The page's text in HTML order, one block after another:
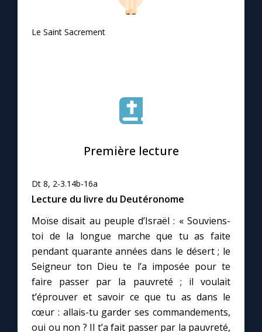
Le site internet
Questions-réponses
Prier au quotidien
Avec Thérèse de Lisieux
L'Évangile chaque jour
Le Saint Sacrement
Première lecture
Dt 8, 2-3.14b-16a
Lecture du livre du Deutéronome
Moïse disait au peuple d’Israël : « Souviens-
toi de la longue marche que tu as faite
pendant quarante années dans le désert ; le
Seigneur ton Dieu te l’a imposée pour te
faire passer par la pauvreté ; il voulait
t’éprouver et savoir ce que tu as dans le
cœur : allais-tu garder ses commandements,
oui ou non ? Il t’a fait passer par la pauvreté,